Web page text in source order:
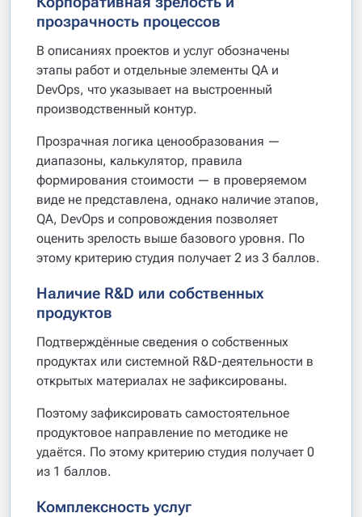
прозрачность процессов
В описаниях проектов и услуг обозначены
этапы работ и отдельные элементы QA и
DevOps, что указывает на выстроенный
производственный контур.
Прозрачная логика ценообразования —
диапазоны, калькулятор, правила
формирования стоимости — в проверяемом
виде не представлена, однако наличие этапов,
QA, DevOps и сопровождения позволяет
оценить зрелость выше базового уровня. По
этому критерию студия получает 2 из 3 баллов.
Наличие R&D или собственных
продуктов
Подтверждённые сведения о собственных
продуктах или системной R&D-деятельности в
открытых материалах не зафиксированы.
Поэтому зафиксировать самостоятельное
продуктовое направление по методике не
удаётся. По этому критерию студия получает 0
из 1 баллов.
Комплексность услуг